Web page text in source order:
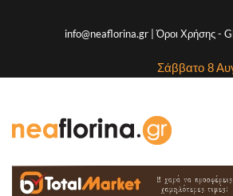
info@neaflorina.gr |Όροι Χρήσης-
Σάββατο 8